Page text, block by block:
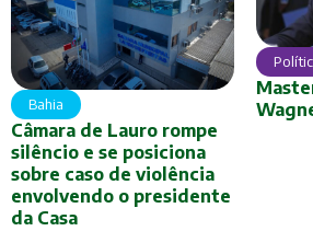
Bahia
Câmara de Lauro rompe
silêncio e se posiciona
sobre caso de violência
envolvendo o presidente
da Casa